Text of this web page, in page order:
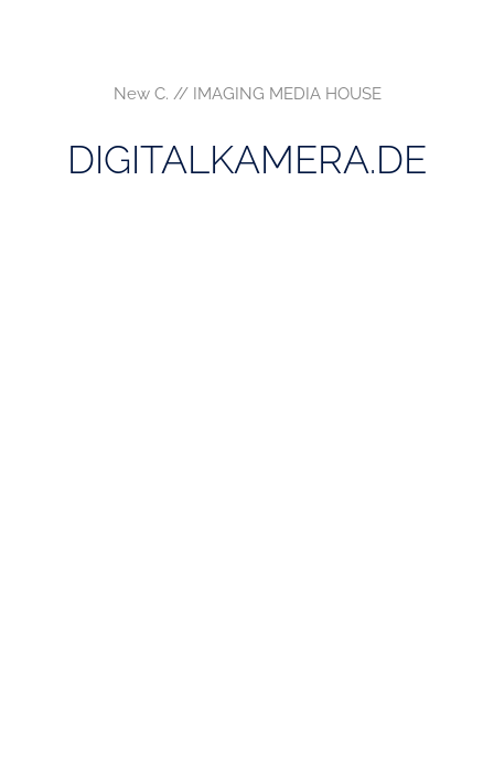
New C. // IMAGING MEDIA HOUSE
DIGITALKAMERA.DE